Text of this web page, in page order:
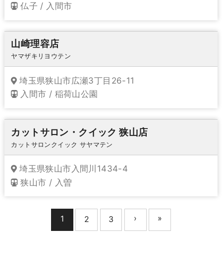
仏子 / 入間市
山崎理容店
ヤマザキリヨウテン
埼玉県狭山市広瀬3丁目26-11
入間市 / 稲荷山公園
カットサロン・クイック 狭山店
カットサロンクイック サヤマテン
埼玉県狭山市入間川1434-4
狭山市 / 入曽
1 2 3 › »